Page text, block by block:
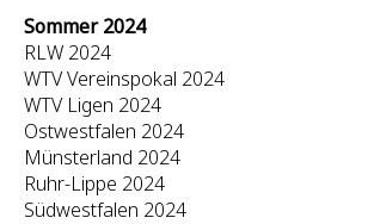
Sommer 2024
RLW 2024
WTV Vereinspokal 2024
WTV Ligen 2024
Ostwestfalen 2024
Münsterland 2024
Ruhr-Lippe 2024
Südwestfalen 2024